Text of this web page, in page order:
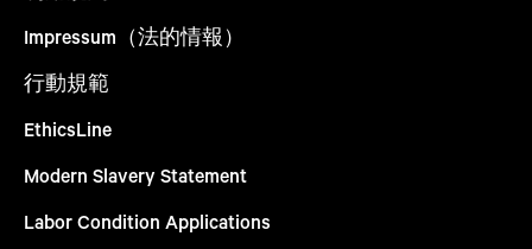
Impressum（法的情報）
行動規範
EthicsLine
Modern Slavery Statement
Labor Condition Applications